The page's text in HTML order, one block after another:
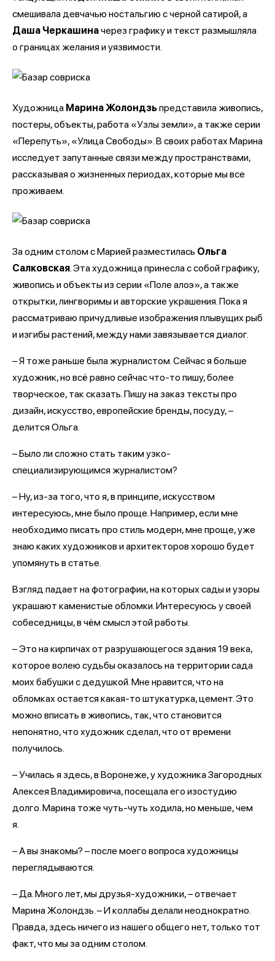
смешивала девчачью ностальгию с черной сатирой, а
Даша Черкашиначерез графику и текст размышляла
о границах желания и уязвимости.
Художница Марина Жолондзьпредставила живопись,
постеры, объекты, работа «Узлы земли», а также серии
«Перепуть», «Улица Свободы». В своих работах Марина
исследует запутанные связи между пространствами,
рассказывая о жизненных периодах, которые мы все
проживаем.
За одним столом с Марией разместилась Ольга
Салковская . Эта художница принесла с собой графику,
живопись и объекты из серии «Поле алоэ», а также
открытки, лингворимы и авторские украшения. Пока я
рассматриваю причудливые изображения плывущих рыб
и изгибы растений, между нами завязывается диалог.
– Я тоже раньше была журналистом. Сейчас я больше
художник, но всё равно сейчас что-то пишу, более
творческое, так сказать. Пишу на заказ тексты про
дизайн, искусство, европейские бренды, посуду, –
делится Ольга.
– Было ли сложно стать таким узко-
специализирующимся журналистом?
– Ну, из-за того, что я, в принципе, искусством
интересуюсь, мне было проще. Например, если мне
необходимо писать про стиль модерн, мне проще, уже
знаю каких художников и архитекторов хорошо будет
упомянуть в статье.
Взгляд падает на фотографии, на которых сады и узоры
украшают каменистые обломки. Интересуюсь у своей
собеседницы, в чём смысл этой работы.
– Это на кирпичах от разрушающегося здания 19 века,
которое волею судьбы оказалось на территории сада
моих бабушки с дедушкой. Мне нравится, что на
обломках остается какая-то штукатурка, цемент. Это
можно вписать в живопись, так, что становится
непонятно, что художник сделал, что от времени
получилось.
– Училась я здесь, в Воронеже, у художника Загородных
Алексея Владимировича, посещала его изостудию
долго. Марина тоже чуть-чуть ходила, но меньше, чем
я.
– А вы знакомы? – после моего вопроса художницы
переглядываются.
– Да. Много лет, мы друзья-художники, – отвечает
Марина Жолондзь. – И коллабы делали неоднократно.
Правда, здесь ничего из нашего общего нет, только тот
факт, что мы за одним столом.